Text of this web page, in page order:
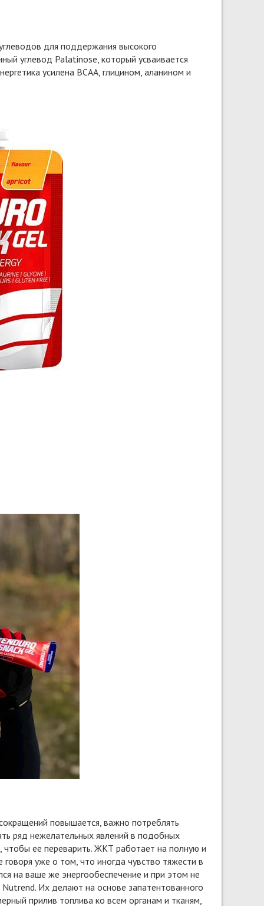
для поддержания высокого
углевод Palatinose, который усваивается
усилена BCAA, глицином, аланином и
повышается, важно потреблять
ряд нежелательных явлений в подобных
чтобы ее переварить. ЖКТ работает на полную и
уже о том, что иногда чувство тяжести в
на ваше же энергообеспечение и при этом не
Nutrend. Их делают на основе запатентованного
прилив топлива ко всем органам и тканям,